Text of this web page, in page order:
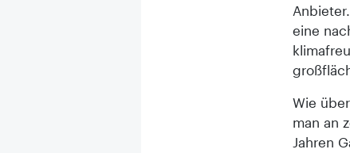
eine
Wie
man an
Jahren